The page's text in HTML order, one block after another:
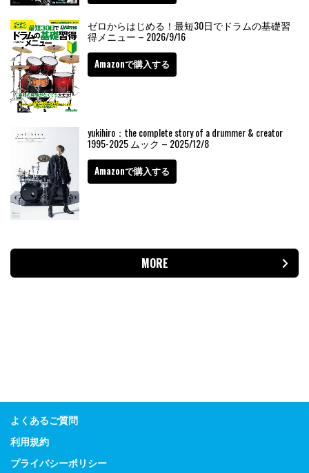
ゼロからはじめる！最短30日でドラムの基礎習
得メニュー – 2026/9/16
Amazonで購入する
yukihiro：the complete story of a drummer & creator
1995-2025 ムック – 2025/12/8
Amazonで購入する
MORE
よくあるご質問
利用規約
プライバシーポリシー